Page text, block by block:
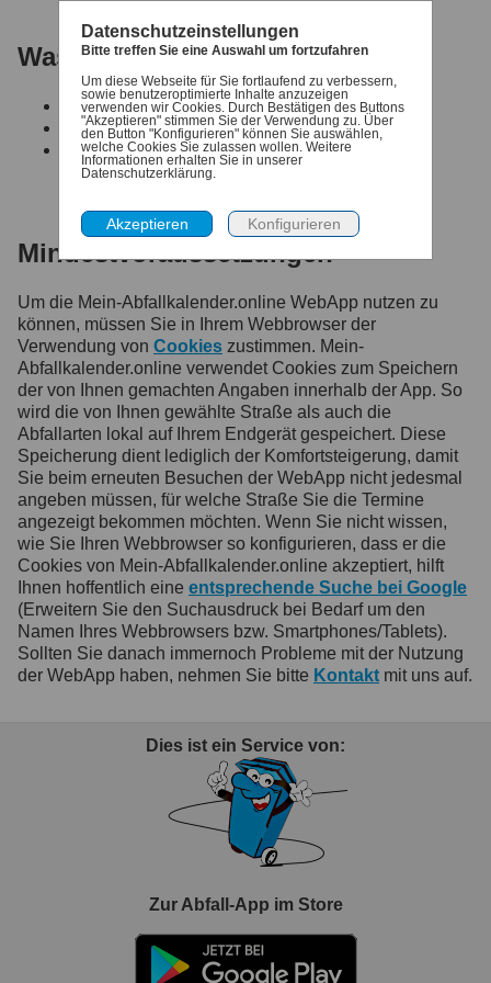
Was möchten Sie tun?
Für den Denk-dran Service registrieren
Anmelden für die Profilverwaltung
Ihre Zugangsdaten anfordern
Mindestvoraussetzungen
Um die Mein-Abfallkalender.online WebApp nutzen zu
können, müssen Sie in Ihrem Webbrowser der
Verwendung von Cookies zustimmen. Mein-
Abfallkalender.online verwendet Cookies zum Speichern
der von Ihnen gemachten Angaben innerhalb der App. So
wird die von Ihnen gewählte Straße als auch die
Abfallarten lokal auf Ihrem Endgerät gespeichert. Diese
Speicherung dient lediglich der Komfortsteigerung, damit
Sie beim erneuten Besuchen der WebApp nicht jedesmal
angeben müssen, für welche Straße Sie die Termine
angezeigt bekommen möchten. Wenn Sie nicht wissen,
wie Sie Ihren Webbrowser so konfigurieren, dass er die
Cookies von Mein-Abfallkalender.online akzeptiert, hilft
Ihnen hoffentlich eine entsprechende Suche bei Google
(Erweitern Sie den Suchausdruck bei Bedarf um den
Namen Ihres Webbrowsers bzw. Smartphones/Tablets).
Sollten Sie danach immernoch Probleme mit der Nutzung
der WebApp haben, nehmen Sie bitte Kontakt mit uns auf.
Dies ist ein Service von:
Zur Abfall-App im Store
Datenschutzeinstellungen
Bitte treffen Sie eine Auswahl um fortzufahren
Um diese Webseite für Sie fortlaufend zu verbessern,
sowie benutzeroptimierte Inhalte anzuzeigen
verwenden wir Cookies. Durch Bestätigen des Buttons
"Akzeptieren" stimmen Sie der Verwendung zu. Über
den Button "Konfigurieren" können Sie auswählen,
welche Cookies Sie zulassen wollen. Weitere
Informationen erhalten Sie in unserer
Datenschutzerklärung.